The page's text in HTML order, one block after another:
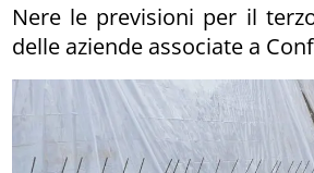
Nere le previsioni per il
delle aziende associate a